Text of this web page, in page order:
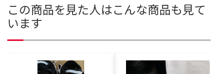
この商品を見た人はこんな商品も見て
います